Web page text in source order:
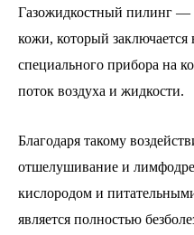
Газожидкостный пилинг —
кожи, который
специального прибора на
поток воздуха и жидкости.
Благодаря такому
отшелушивание и
кислородом и
является полностью